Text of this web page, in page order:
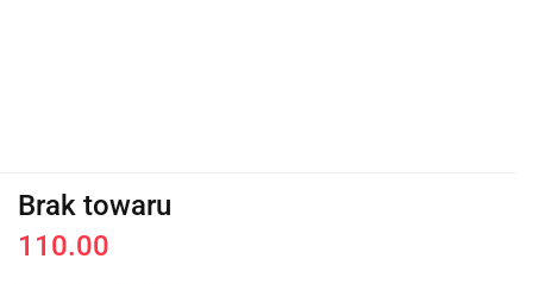
Brak towaru
110.00